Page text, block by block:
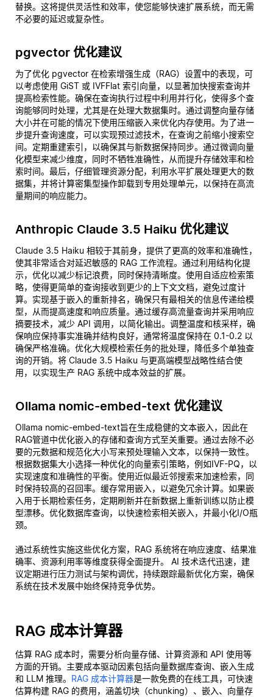
替换。这将提供灵活性和效率，使您能够快速扩展系统，而无需
不必要的延迟或复杂性。
pgvector 优化建议
为了优化 pgvector 在检索增强生成（RAG）设置中的表现，可
以考虑使用 GiST 或 IVFFlat 索引向量，以显著加快搜索查询并
提高检索性能。确保在查询执行过程中利用并行化，使得多个查
询能够同时处理，尤其是在处理大数据集时。通过调整向量存储
大小并在可能的情况下使用压缩嵌入来优化内存使用。为了进一
步提升查询速度，可以实现预过滤技术，在查询之前缩小搜索空
间。定期重建索引，以确保其与新数据保持同步。通过微调向量
化模型来减少维度，同时不牺牲准确性，从而提升存储效率和检
索时间。最后，仔细管理资源分配，利用水平扩展处理更大的数
据集，并将计算密集型操作卸载到专用处理单元，以保持在高流
量期间的响应能力。
Anthropic Claude 3.5 Haiku 优化建议
Claude 3.5 Haiku 相较于其前身，提供了更高的效率和准确性，
使其非常适合对延迟敏感的 RAG 工作流程。通过利用结构化提
示，优化以减少标记浪费，同时保持清晰度。使用自适应检索策
略，使得更简单的查询接收到更少的上下文文档，避免过度计
算。实现基于嵌入的重新排名，确保只有最相关的信息传递给模
型，从而提高速度和响应质量。通过缓存高流量查询并采用响应
摘要技术，减少 API 调用，以简化输出。调整温度和核采样，确
保响应保持事实准确并结构良好，通常将温度保持在 0.1-0.2 以
确保严格准确。优化大规模检索任务的批处理，降低多个单独查
询的开销。将 Claude 3.5 Haiku 与更高端模型战略性结合使
用，以实现生产 RAG 系统中成本效益的扩展。
Ollama nomic-embed-text 优化建议
Ollama nomic-embed-text旨在生成稳健的文本嵌入，因此在
RAG管道中优化嵌入的存储和查询方式至关重要。通过去除不必
要的元数据和规范化大小写来预处理输入文本，以保持一致性。
根据数据集大小选择一种优化的向量索引策略，例如IVF-PQ，以
实现速度和准确性的平衡。使用近似最近邻搜索来加速检索，同
时保持较高的召回率。缓存常用嵌入，以避免冗余计算。如果嵌
入用于长期检索任务，定期刷新并在新数据上重新训练以防止模
型漂移。优化数据库查询，以快速检索相关嵌入，并最小化I/O瓶
颈。
通过系统性实施这些优化方案，RAG 系统将在响应速度、结果准
确率、资源利用率等维度获得全面提升。 AI 技术迭代迅速，建
议定期进行压力测试与架构调优，持续跟踪最新优化方案，确保
系统在技术发展中始终保持竞争优势。
RAG 成本计算器
估算 RAG 成本时，需要分析向量存储、计算资源和 API 使用等
方面的开销。主要成本驱动因素包括向量数据库查询、嵌入生成
和 LLM 推理。 RAG 成本计算器是一款免费的在线工具，可快速
估算构建 RAG 的费用，涵盖切块（chunking）、嵌入、向量存